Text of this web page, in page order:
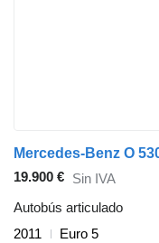
19.900 € Sin IVA
Autobús articulado
2011
Euro 5